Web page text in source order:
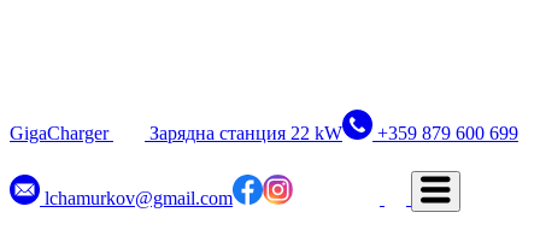
GigaCharger Зарядна станция 22 kW +359 879 600 699
lchamurkov@gmail.com